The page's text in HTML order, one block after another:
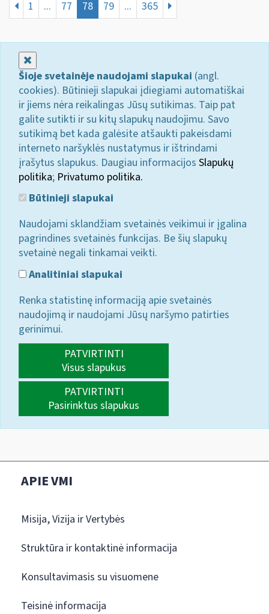
1 ... 77 78 79 ... 365
Šioje svetainėje naudojami slapukai (angl.
cookies). Būtinieji slapukai įdiegiami automatiškai
ir jiems nėra reikalingas Jūsų sutikimas. Taip pat
galite sutikti ir su kitų slapukų naudojimu. Savo
sutikimą bet kada galėsite atšaukti pakeisdami
interneto naršyklės nustatymus ir ištrindami
įrašytus slapukus. Daugiau informacijos Slapukų
politika; Privatumo politika.
Būtinieji slapukai
Naudojami sklandžiam svetainės veikimui ir įgalina
pagrindines svetainės funkcijas. Be šių slapukų
svetainė negali tinkamai veikti.
Analitiniai slapukai
Renka statistinę informaciją apie svetainės
naudojimą ir naudojami Jūsų naršymo patirties
gerinimui.
PATVIRTINTI
Visus slapukus
PATVIRTINTI
Pasirinktus slapukus
APIE VMI
Misija, Vizija ir Vertybės
Struktūra ir kontaktinė informacija
Konsultavimasis su visuomene
Teisinė informacija